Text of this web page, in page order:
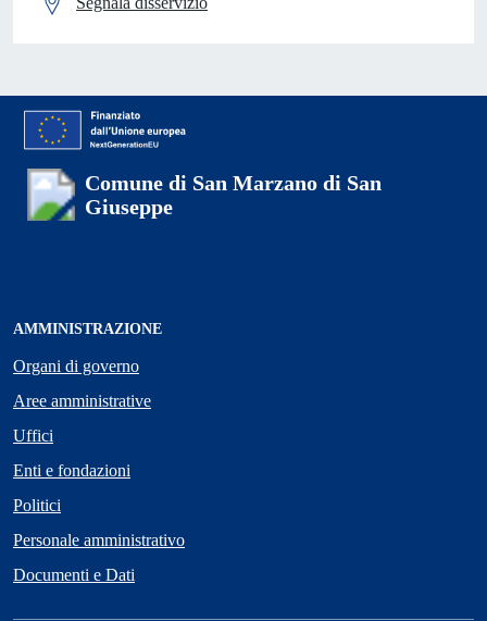
Comune di San Marzano di San
Giuseppe
AMMINISTRAZIONE
Organi di governo
Aree amministrative
Uffici
Enti e fondazioni
Politici
Personale amministrativo
Documenti e Dati